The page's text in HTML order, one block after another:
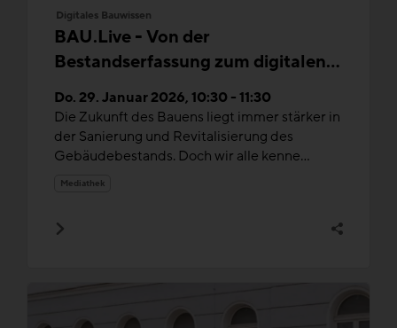
Digitales Bauwissen
BAU.Live - Von der
Bestandserfassung zum digitalen
Gebäudemodell
Do. 29. Januar 2026, 10:30 - 11:30
Die Zukunft des Bauens liegt immer stärker in
der Sanierung und Revitalisierung des
Gebäudebestands. Doch wir alle kenne...
Mediathek